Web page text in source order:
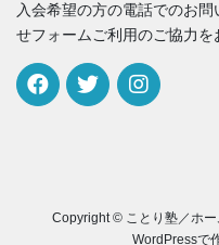
入会希望の方の電話でのお
せフォームご利用のご協力を
Copyright © ことり塾／ホ
WordPressで